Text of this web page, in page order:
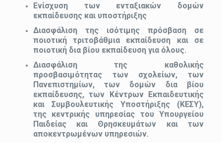
Ενίσχυση των ενταξιακών δομών
εκπαίδευσης και υποστήριξης
Διασφάλιση της ισότιµης πρόσβαση σε
ποιοτική τριτοβάθµια εκπαίδευση και σε
ποιοτική δια βίου εκπαίδευση για όλους.
Διασφάλιση της καθολικής
προσβασιµότητας των σχολείων, των
Πανεπιστηµίων, των δοµών δια βίου
εκπαίδευσης, των Κέντρων Εκπαιδευτικής
και Συµβουλευτικής Υποστήριξης (ΚΕΣΥ),
της κεντρικής υπηρεσίας του Υπουργείου
Παιδείας και Θρησκευµάτων και των
αποκεντρωµένων υπηρεσιών.